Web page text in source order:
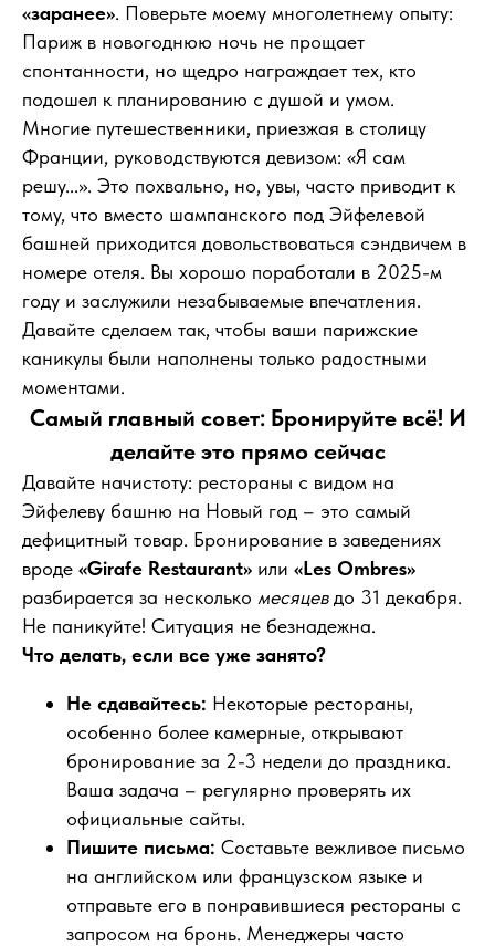
«заранее». Поверьте моему многолетнему опыту:
Париж в новогоднюю ночь не прощает
спонтанности, но щедро награждает тех, кто
подошел к планированию с душой и умом.
Многие путешественники, приезжая в столицу
Франции, руководствуются девизом: «Я сам
решу...». Это похвально, но, увы, часто приводит к
тому, что вместо шампанского под Эйфелевой
башней приходится довольствоваться сэндвичем в
номере отеля. Вы хорошо поработали в 2025-м
году и заслужили незабываемые впечатления.
Давайте сделаем так, чтобы ваши парижские
каникулы были наполнены только радостными
моментами.
Самый главный совет: Бронируйте всё! И
делайте это прямо сейчас
Давайте начистоту: рестораны с видом на
Эйфелеву башню на Новый год – это самый
дефицитный товар. Бронирование в заведениях
вроде «Girafe Restaurant» или «Les Ombres»
разбирается за несколько месяцевдо 31 декабря.
Не паникуйте! Ситуация не безнадежна.
Что делать, если все уже занято?
Не сдавайтесь: Некоторые рестораны,
особенно более камерные, открывают
бронирование за 2-3 недели до праздника.
Ваша задача – регулярно проверять их
официальные сайты.
Пишите письма: Составьте вежливое письмо
на английском или французском языке и
отправьте его в понравившиеся рестораны с
запросом на бронь. Менеджеры часто